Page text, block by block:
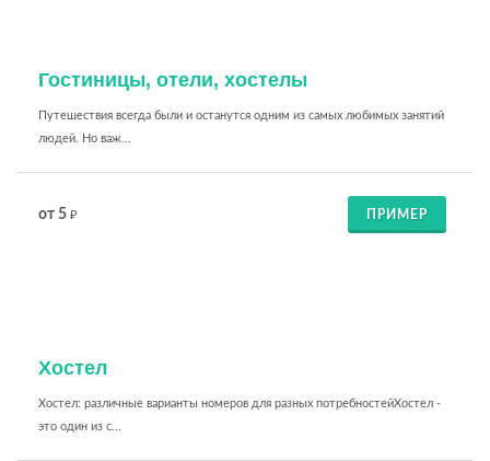
Гостиницы, отели, хостелы
Путешествия всегда были и останутся одним из самых любимых занятий
людей. Но важ...
от 5 ₽ ПРИМЕР
Хостел
Хостел: различные варианты номеров для разных потребностейХостел -
это один из с...